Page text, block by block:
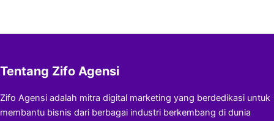
Tentang Zifo Agensi
Zifo Agensi adalah mitra digital marketing yang berdedikasi untuk
membantu bisnis dari berbagai industri berkembang di dunia